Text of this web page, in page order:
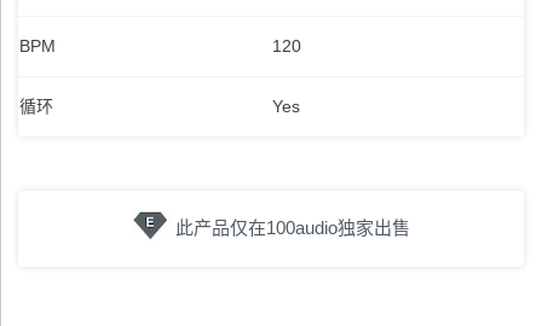
BPM 120
循环 Yes
此产品仅在100audio独家出售